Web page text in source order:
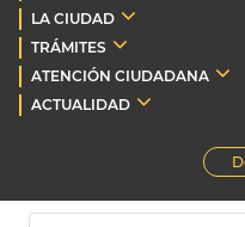
LA CIUDAD
TRÁMITES
ATENCIÓN CIUDADANA
ACTUALIDAD